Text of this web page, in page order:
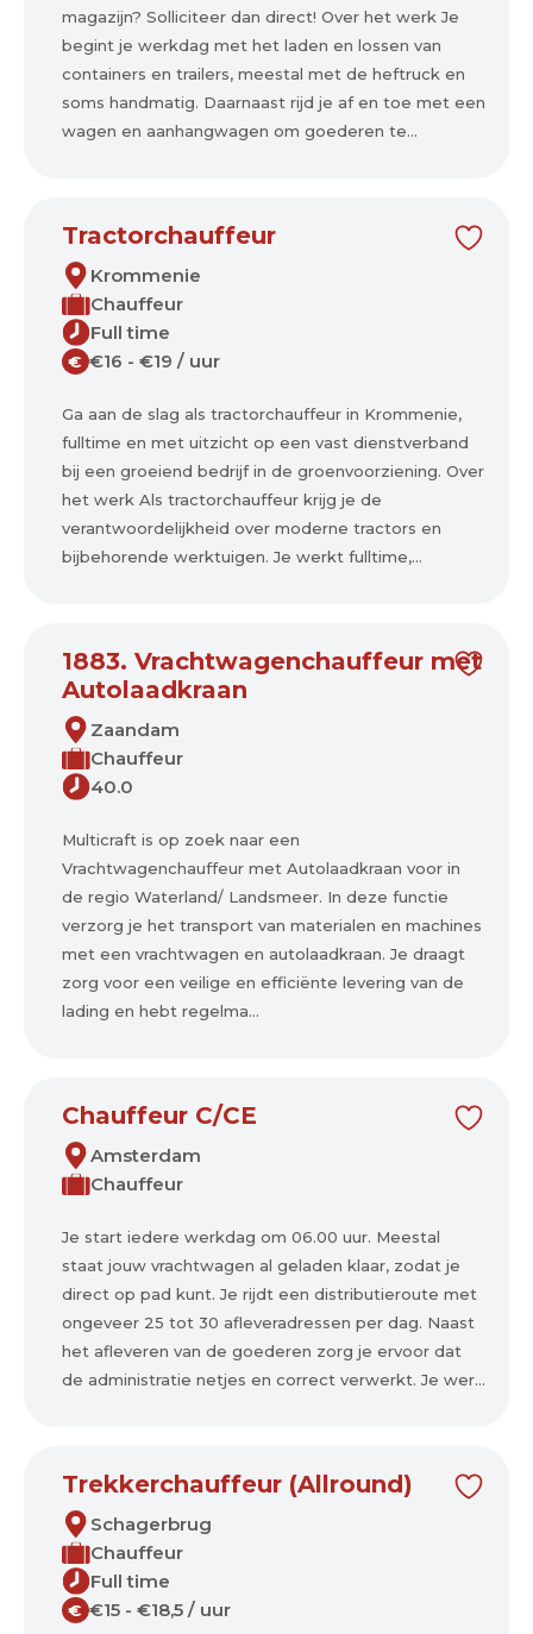
magazijn? Solliciteer dan direct! Over het werk Je
begint je werkdag met het laden en lossen van
containers en trailers, meestal met de heftruck en
soms handmatig. Daarnaast rijd je af en toe met een
wagen en aanhangwagen om goederen te...
Tractorchauffeur
Krommenie
Chauffeur
Full time
€ €16 - €19 / uur
Ga aan de slag als tractorchauffeur in Krommenie,
fulltime en met uitzicht op een vast dienstverband
bij een groeiend bedrijf in de groenvoorziening. Over
het werk Als tractorchauffeur krijg je de
verantwoordelijkheid over moderne tractors en
bijbehorende werktuigen. Je werkt fulltime,...
1883. Vrachtwagenchauffeur met
Autolaadkraan
Zaandam
Chauffeur
40.0
Multicraft is op zoek naar een
Vrachtwagenchauffeur met Autolaadkraan voor in
de regio Waterland/ Landsmeer. In deze functie
verzorg je het transport van materialen en machines
met een vrachtwagen en autolaadkraan. Je draagt
zorg voor een veilige en efficiënte levering van de
lading en hebt regelma...
Chauffeur C/CE
Amsterdam
Chauffeur
Je start iedere werkdag om 06.00 uur. Meestal
staat jouw vrachtwagen al geladen klaar, zodat je
direct op pad kunt. Je rijdt een distributieroute met
ongeveer 25 tot 30 afleveradressen per dag. Naast
het afleveren van de goederen zorg je ervoor dat
de administratie netjes en correct verwerkt. Je wer...
Trekkerchauffeur (Allround)
Schagerbrug
Chauffeur
Full time
€ €15 - €18,5 / uur